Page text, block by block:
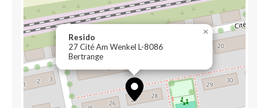
Resido
27 Cité Am Wenkel L-8086
Bertrange
×